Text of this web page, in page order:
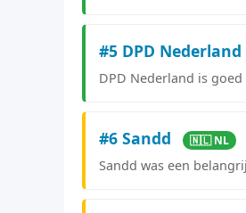
#5 DPD Nederland
DPD Nederland is
#6 Sandd 🇳🇱 NL
Sandd was een